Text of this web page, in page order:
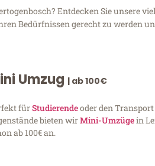
Entdecken Sie unsere
Bedürfnissen gerecht zu werden
Umzug | ab 100€
fürStudierendeoder den
bieten wirMini-Umzügein
ab 100€ an.